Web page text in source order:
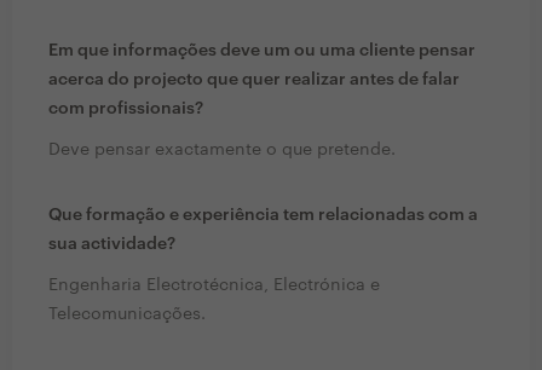
Em que informações deve um ou uma cliente pensar
acerca do projecto que quer realizar antes de falar
com profissionais?
Deve pensar exactamente o que pretende.
Que formação e experiência tem relacionadas com a
sua actividade?
Engenharia Electrotécnica, Electrónica e
Telecomunicações.